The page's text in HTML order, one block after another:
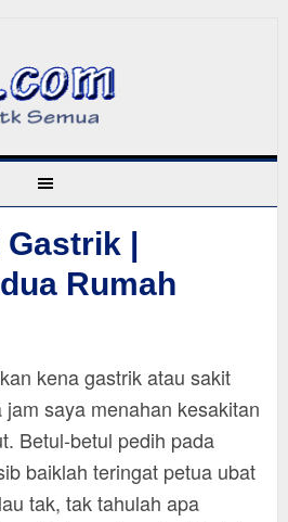
Gastrik |
Rumah
kena gastrik atau sakit
saya menahan kesakitan
Betul-betul pedih pada
baiklah teringat petua ubat
tak, tak tahulah apa